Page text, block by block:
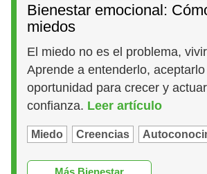
Bienestar emocional:
miedos
El miedo no es el problema,
Aprende a entenderlo,
oportunidad para crecer y
confianza. Leer artículo
Miedo Creencias
Más Bienestar